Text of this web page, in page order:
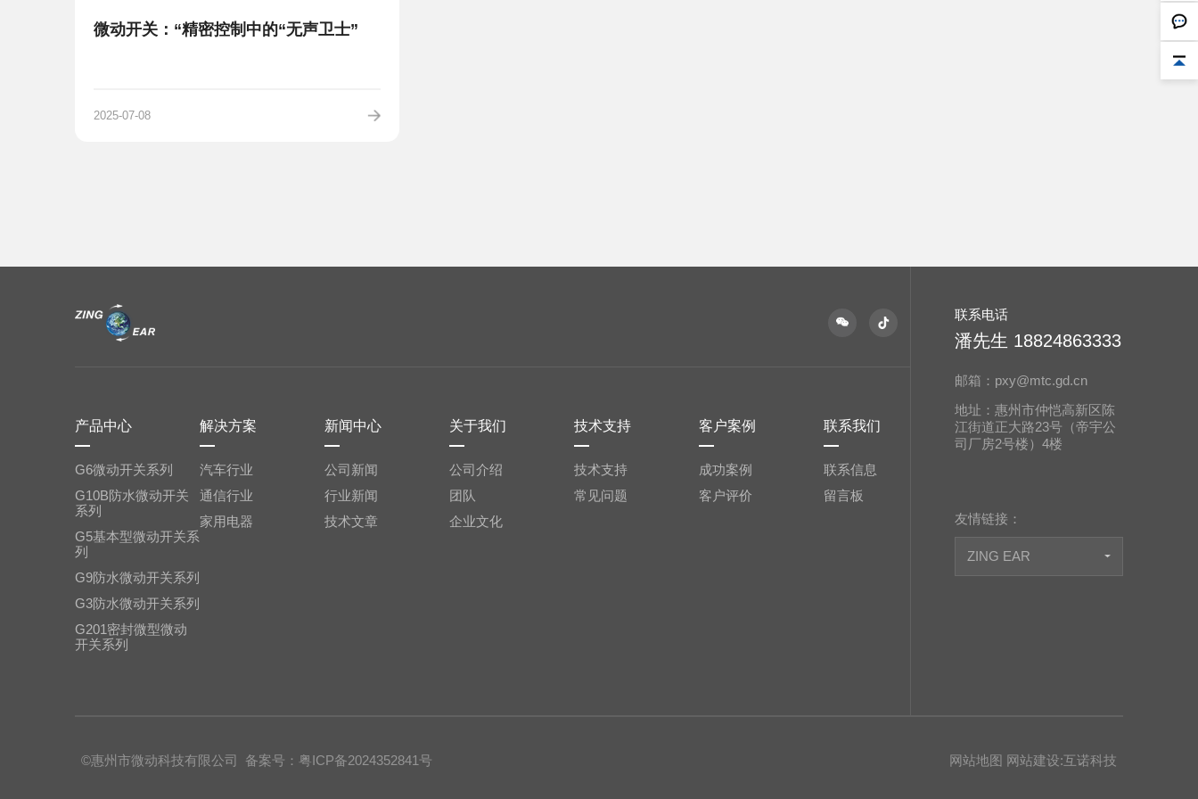
微动开关：“精密控制中的“无声卫士”
2025-07-08
产品中心
G6微动开关系列
系列
列
G9防水微动开关系列
G3防水微动开关系列
开关系列
解决方案
汽车行业
通信行业
家用电器
新闻中心
公司新闻
行业新闻
技术文章
关于我们
公司介绍
团队
企业文化
技术支持
技术支持
常见问题
客户案例
成功案例
客户评价
联系我们
联系信息
留言板
联系电话
潘先生 18824863333
邮箱：pxy@mtc.gd.cn
司厂房2号楼）4楼
友情链接：
ZING EAR
©惠州市微动科技有限公司 备案号：粤ICP备2024352841号 网站地图 网站建设:互诺科技